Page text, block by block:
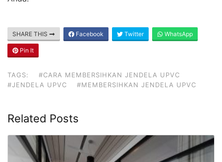
SHARE THIS Facebook Twitter WhatsApp
Pin It
TAGS:
#CARA MEMBERSIHKAN JENDELA UPVC
#JENDELA UPVC
#MEMBERSIHKAN JENDELA UPVC
Related Posts